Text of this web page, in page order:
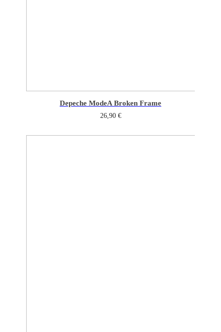
Depeche ModeA Broken Frame
26,90 €